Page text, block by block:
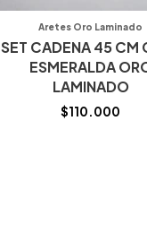
Aretes Oro Laminado
SET CADENA 45 CM
ESMERALDA
LAMINADO
$110.000